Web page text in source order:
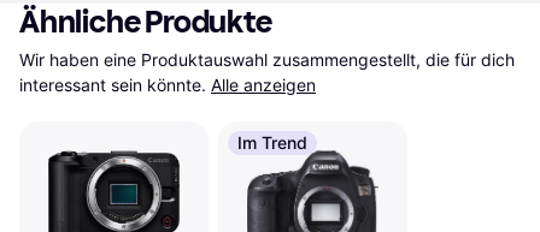
Ähnliche Produkte
Wir haben eine Produktauswahl zusammengestellt, die für dich
interessant sein könnte. Alle anzeigen
Im Trend